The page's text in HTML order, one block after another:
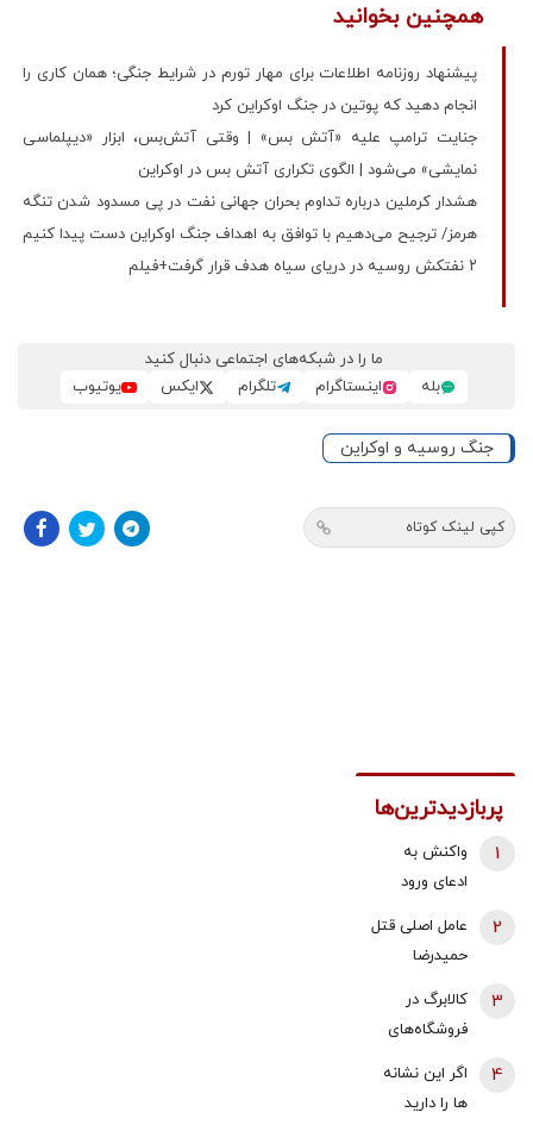
همچنین بخوانید
پیشنهاد روزنامه اطلاعات برای مهار تورم در شرایط جنگی؛ همان کاری را
انجام دهید که پوتین در جنگ اوکراین کرد
جنایت ترامپ علیه «آتش‌ بس» | وقتی آتش‌بس، ابزار «دیپلماسی
نمایشی» می‌شود | الگوی تکراری آتش بس در اوکراین
هشدار کرملین درباره تداوم بحران جهانی نفت در پی مسدود شدن تنگه
هرمز/ ترجیح می‌دهیم با توافق به اهداف جنگ اوکراین دست پیدا کنیم
۲ نفتکش روسیه در دریای سیاه هدف قرار گرفت+فیلم
ما را در شبکه‌های اجتماعی دنبال کنید
بله
اینستاگرام تلگرام ایکس یوتیوب
جنگ روسیه و اوکراین
کپی لینک کوتاه
پربازدیدترین‌ها
واکنش به
ادعای ورود
حمله به بیت
رهبری/ رییس
سازمان
1
عامل اصلی قتل
حمیدرضا
رجب‌زاده
دستگیر شد
2
کالابرگ در
فروشگاه‌های
بزرگ هم قطع
3
اگر این نشانه
ها را دارید
4